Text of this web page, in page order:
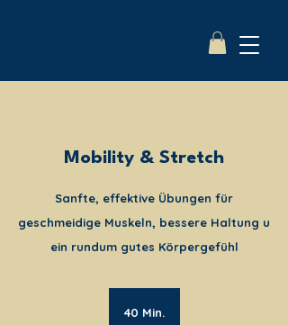
Mobility & Stretch
Sanfte, effektive Übungen für
geschmeidige Muskeln, bessere Haltung u
ein rundum gutes Körpergefühl
40 Min.4